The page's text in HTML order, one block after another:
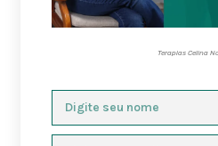
Terapias Celina